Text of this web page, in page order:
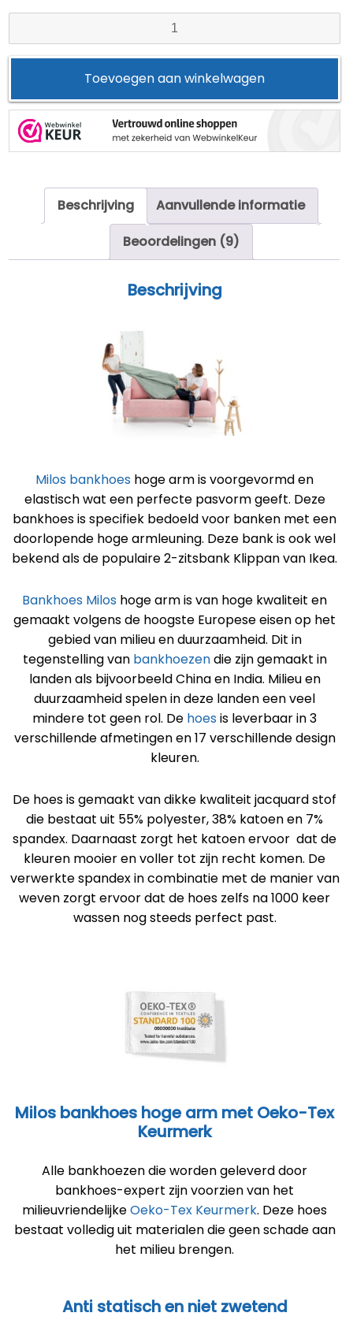
Milos
arm
aantal
Toevoegen aan winkelwagen
Beschrijving
Aanvullende informatie
Beoordelingen (9)
Beschrijving
Milos bankhoes hoge arm is voorgevormd en
elastisch wat een perfecte pasvorm geeft. Deze
bankhoes is specifiek bedoeld voor banken met een
doorlopende hoge armleuning. Deze bank is ook wel
bekend als de populaire 2-zitsbank Klippan van Ikea.
Bankhoes Milos hoge arm is van hoge kwaliteit en
gemaakt volgens de hoogste Europese eisen op het
gebied van milieu en duurzaamheid. Dit in
tegenstelling van bankhoezendie zijn gemaakt in
landen als bijvoorbeeld China en India. Milieu en
duurzaamheid spelen in deze landen een veel
mindere tot geen rol. De hoesis leverbaar in 3
verschillende afmetingen en 17 verschillende design
kleuren.
De hoes is gemaakt van dikke kwaliteit jacquard stof
die bestaat uit 55% polyester, 38% katoen en 7%
spandex. Daarnaast zorgt het katoen ervoor dat de
kleuren mooier en voller tot zijn recht komen. De
verwerkte spandex in combinatie met de manier van
weven zorgt ervoor dat de hoes zelfs na 1000 keer
wassen nog steeds perfect past.
Milos bankhoes hoge arm met Oeko-Tex
Keurmerk
Alle bankhoezen die worden geleverd door
bankhoes-expert zijn voorzien van het
milieuvriendelijkeOeko-Tex Keurmerk. Deze hoes
bestaat volledig uit materialen die geen schade aan
het milieu brengen.
Anti statisch en niet zwetend